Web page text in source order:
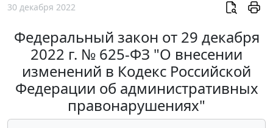
30 декабря 2022
Федеральный закон от 29 декабря
2022 г. № 625-ФЗ "О внесении
изменений в Кодекс Российской
Федерации об административных
правонарушениях"